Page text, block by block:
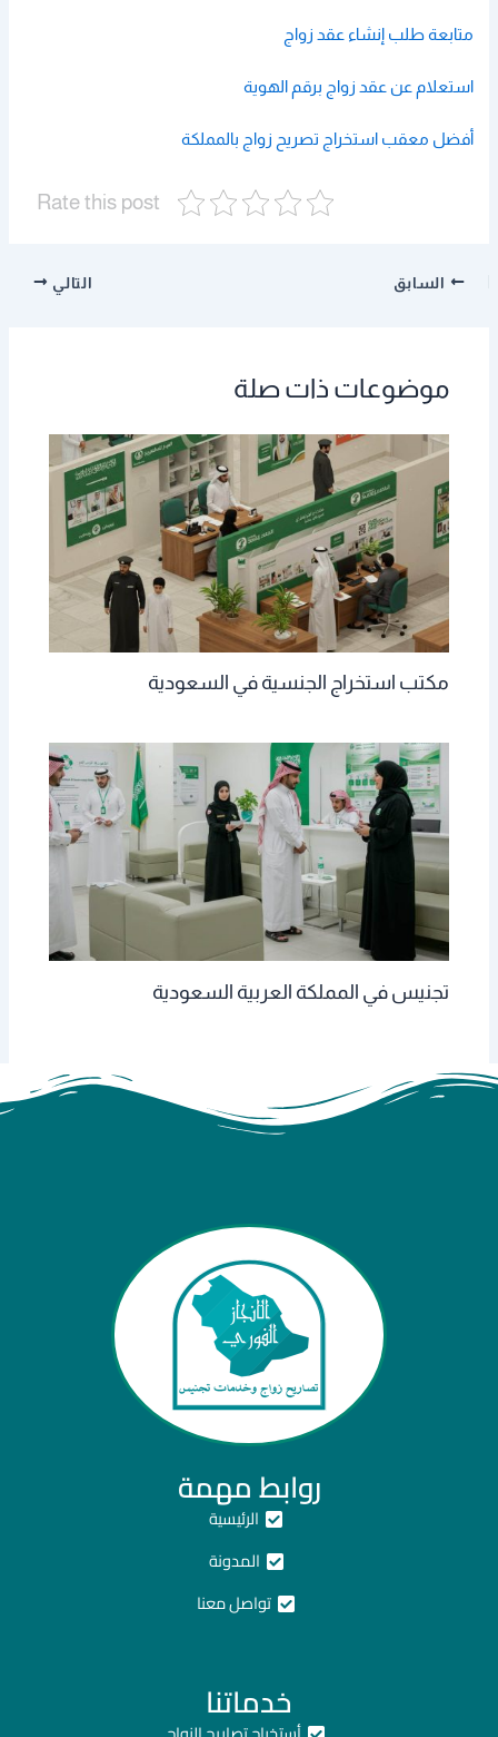
متابعة طلب إنشاء عقد زواج
استعلام عن عقد زواج برقم الهوية
أفضل معقب استخراج تصريح زواج بالمملكة
Rate this post
السابق التالي
موضوعات ذات صلة
مكتب استخراج الجنسية في السعودية
تجنيس في المملكة العربية السعودية
روابط مهمة
الرئيسية
المدونة
تواصل معنا
خدماتنا